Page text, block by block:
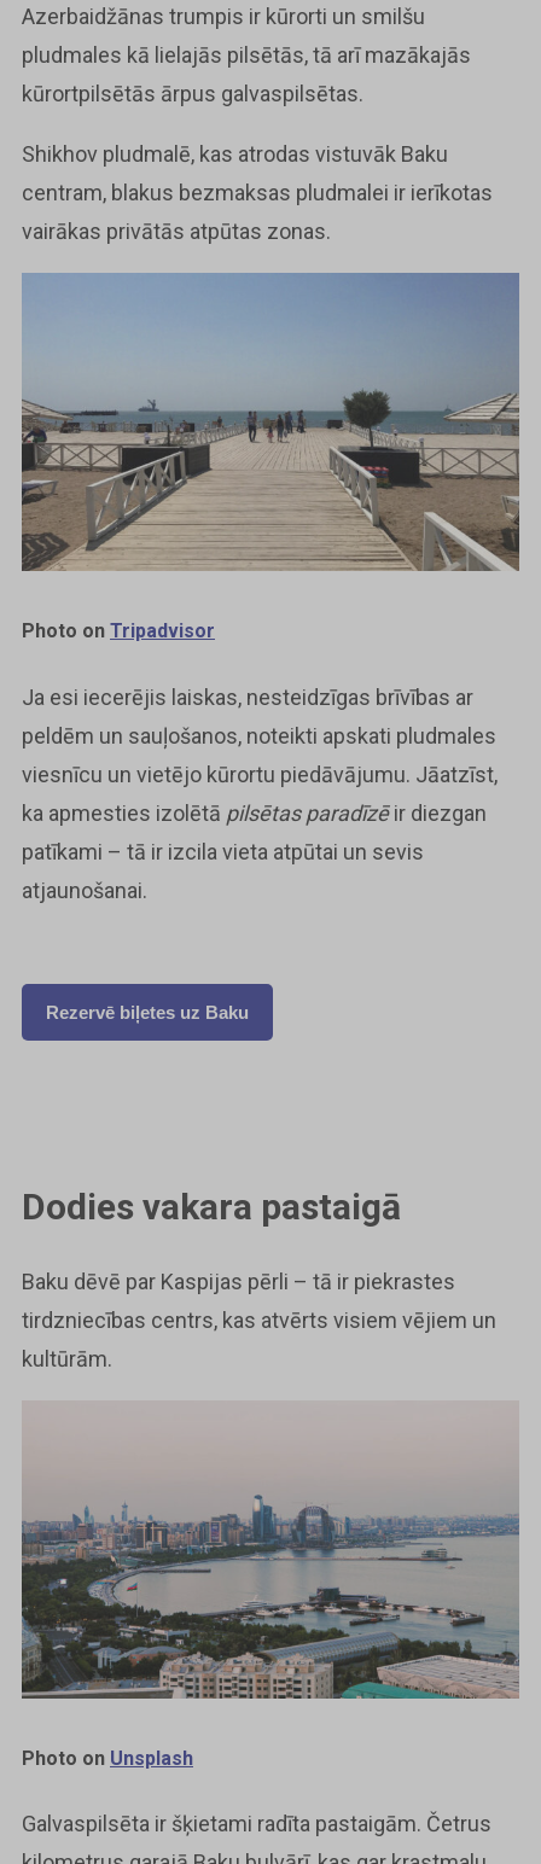
Azerbaidžānas trumpis ir kūrorti un smilšu
pludmales kā lielajās pilsētās, tā arī mazākajās
kūrortpilsētās ārpus galvaspilsētas.
Shikhov pludmalē, kas atrodas vistuvāk Baku
centram, blakus bezmaksas pludmalei ir ierīkotas
vairākas privātās atpūtas zonas.
Photo on Tripadvisor
Ja esi iecerējis laiskas, nesteidzīgas brīvības ar
peldēm un sauļošanos, noteikti apskati pludmales
viesnīcu un vietējo kūrortu piedāvājumu. Jāatzīst,
ka apmesties izolētā pilsētas paradīzēir diezgan
patīkami – tā ir izcila vieta atpūtai un sevis
atjaunošanai.
Rezervē biļetes uz Baku
Dodies vakara pastaigā
Baku dēvē par Kaspijas pērli – tā ir piekrastes
tirdzniecības centrs, kas atvērts visiem vējiem un
kultūrām.
Photo on Unsplash
Galvaspilsēta ir šķietami radīta pastaigām. Četrus